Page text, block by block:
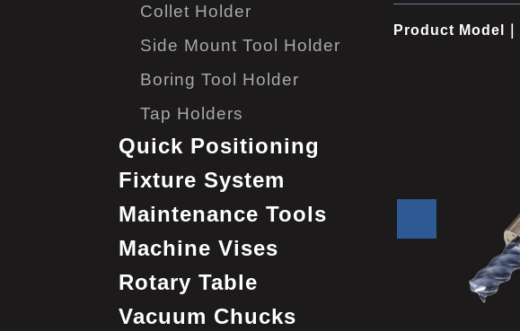
Collet Holder
Side Mount Tool Holder
Boring Tool Holder
Tap Holders
Quick Positioning
Fixture System
Maintenance Tools
Machine Vises
Rotary Table
Vacuum Chucks
Product Model｜